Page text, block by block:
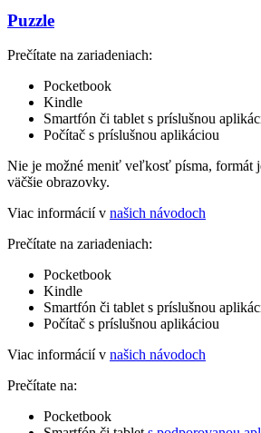
Puzzle
Prečítate na zariadeniach:
Pocketbook
Kindle
Smartfón či tablet s príslušnou
Počítač s príslušnou aplikáciou
Nie je možné meniť veľkosť písma, formát
väčšie obrazovky.
Viac informácií v našich návodoch
Prečítate na zariadeniach:
Pocketbook
Kindle
Smartfón či tablet s príslušnou
Počítač s príslušnou aplikáciou
Viac informácií v našich návodoch
Prečítate na:
Pocketbook